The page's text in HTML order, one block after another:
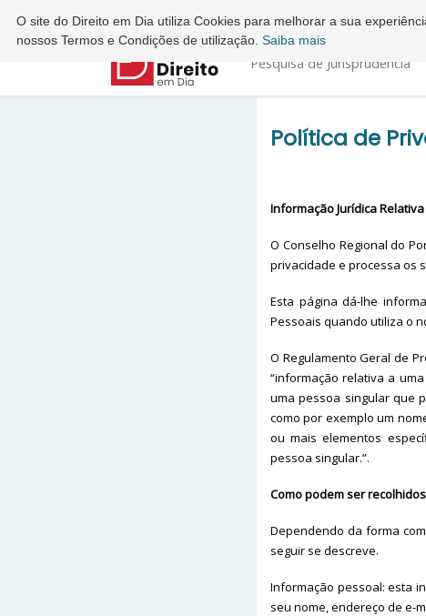
Ordem dos Advogados - Conselho Regional do Porto
Pesquisa de Jurisprudência
Política de
Informação Jurídica
O Conselho Regional do
privacidade e processa os
Esta página dá-lhe
Pessoais quando utiliza o
O Regulamento Geral de
“informação relativa a
uma pessoa singular que
como por exemplo um
ou mais elementos
pessoa singular.”.
Como podem ser
Dependendo da forma
seguir se descreve.
Informação pessoal: esta
seu nome, endereço de e-
O site do Direito em Dia utiliza Cookies para melhorar a sua
nossos Termos e Condições de utilização. Saiba mais